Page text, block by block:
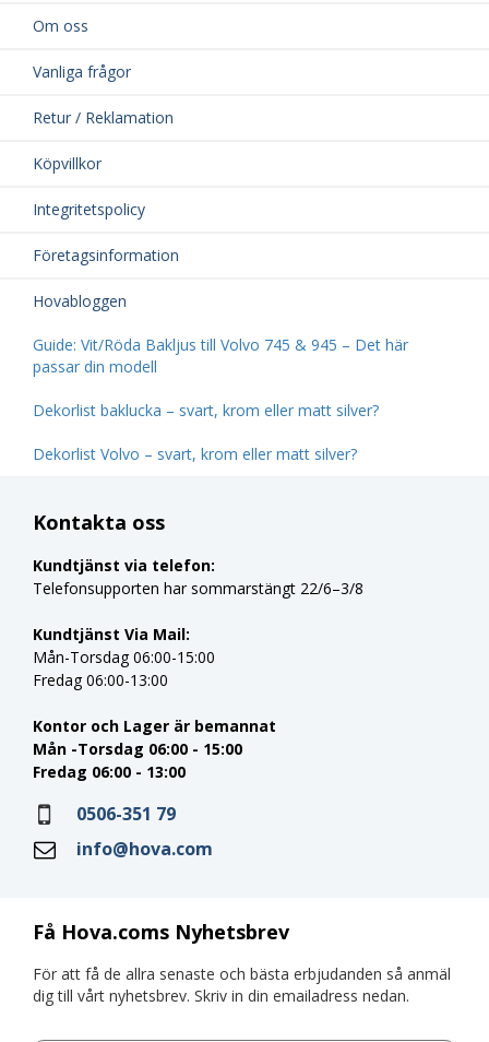
Om oss
Vanliga frågor
Retur / Reklamation
Köpvillkor
Integritetspolicy
Företagsinformation
Hovabloggen
Guide: Vit/Röda Bakljus till Volvo 745 & 945 – Det här
passar din modell
Dekorlist baklucka – svart, krom eller matt silver?
Dekorlist Volvo – svart, krom eller matt silver?
Få Hova.coms Nyhetsbrev
För att få de allra senaste och bästa erbjudanden så anmäl
dig till vårt nyhetsbrev. Skriv in din emailadress nedan.
Kontakta oss
Kundtjänst via telefon:
Telefonsupporten har sommarstängt 22/6–3/8
Kundtjänst Via Mail:
Mån-Torsdag 06:00-15:00
Fredag 06:00-13:00
Kontor och Lager är bemannat
Mån -Torsdag 06:00 - 15:00
Fredag 06:00 - 13:00
0506-351 79
info@hova.com